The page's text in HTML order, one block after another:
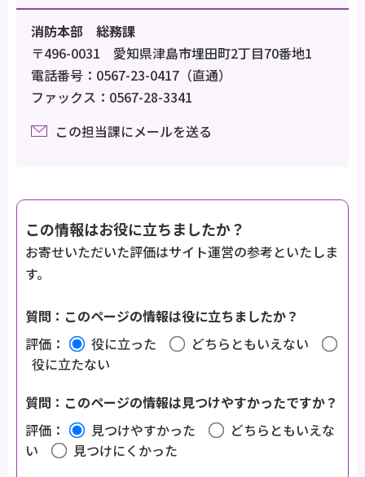
消防本部 総務課
〒496-0031 愛知県津島市埋田町2丁目70番地1
電話番号：0567-23-0417（直通）
ファックス：0567-28-3341
この担当課にメールを送る
この情報はお役に立ちましたか？
お寄せいただいた評価はサイト運営の参考といたしま
す。
質問：このページの情報は役に立ちましたか？
評価：
役に立った
どちらともいえない
役に立たない
質問：このページの情報は見つけやすかったですか？
評価：
見つけやすかった
どちらともいえな
い
見つけにくかった